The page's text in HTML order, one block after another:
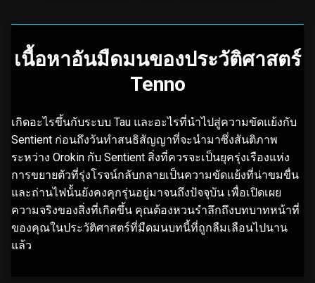
เนื้อหาอันมืดมนของประวัติศาสตร์
Tenno
เกิดอะไรขึ้นกับระบบ Tau และอะไรที่นำไปสู่ความขัดแย้งกับ
Sentient ก่อนถึงวันทำสนธิสัญญาที่จะนำมาซึ่งสันติภาพ
ระหว่าง Orokin กับ Sentient สิ่งที่ควรจะเป็นยุครุ่งเรืองแห่ง
การขยายตัวที่รุ่งโรจน์กลับกลายเป็นความขัดแย้งที่น่าขมขื่น
และถ่านไฟนั้นยังคงคุกรุ่นอยู่มาจนถึงปัจจุบัน เพื่อเปิดเผย
ความจริงของสิ่งที่เกิดขึ้น คุณต้องหวนรำลึกถึงบทบาทหน้าที่
ของคุณในประวัติศาสตร์ที่มืดมนบทนี้ที่ถูกลืมเลือนไปนาน
แล้ว